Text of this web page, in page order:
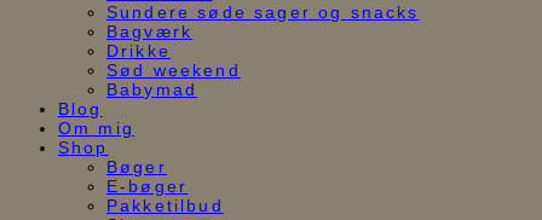
Sundere søde sager og snacks
Bagværk
Drikke
Sød weekend
Babymad
Blog
Om mig
Shop
Bøger
E-bøger
Pakketilbud